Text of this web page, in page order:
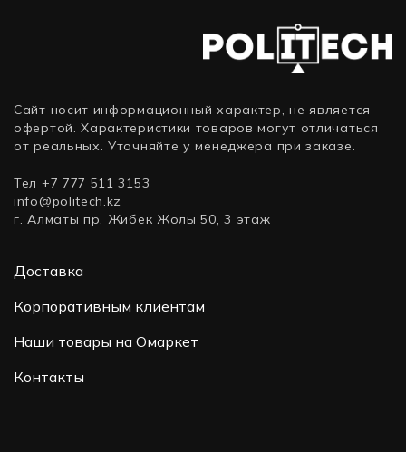
Сайт носит информационный характер, не является
офертой. Характеристики товаров могут отличаться
от реальных. Уточняйте у менеджера при заказе.
Тел +7 777 511 3153
info@politech.kz
г. Алматы пр. Жибек Жолы 50, 3 этаж
Доставка
Корпоративным клиентам
Наши товары на Омаркет
Контакты